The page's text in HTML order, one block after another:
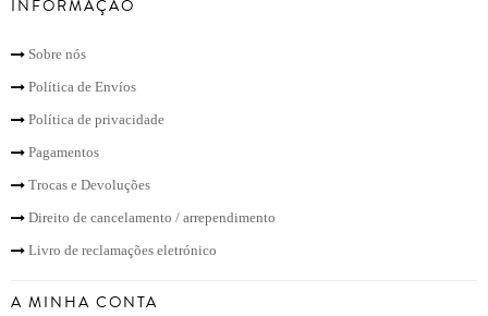
INFORMAÇÃO
Sobre nós
Política de Envíos
Política de privacidade
Pagamentos
Trocas e Devoluções
Direito de cancelamento / arrependimento
Livro de reclamações eletrónico
A MINHA CONTA